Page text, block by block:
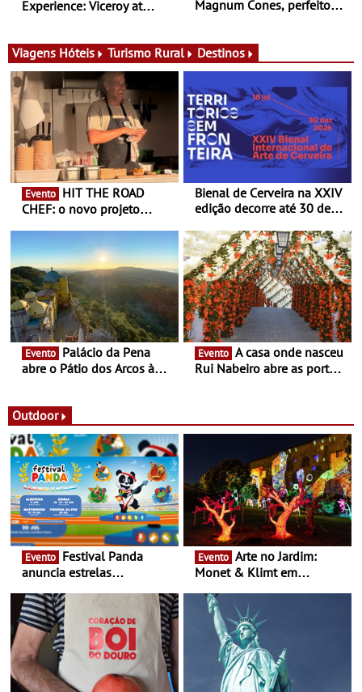
Experience: Viceroy at
exclusiva
Magnum Cones, perfeitos
Viagens Hóteis Turismo Rural Destinos
Evento
CHEF: o novo projeto
Queiroz Ribeiro - Um novo
conceito gastronómico
itinerante que percorre
Portugal
Bienal de Cerveira na XXIV
edição decorre até 30 de
enquanto “Territórios sem
Fronteira”
Evento
abre o Pátio dos Arcos à
Evento
Rui Nabeiro abre as portas
16 de agosto
Outdoor
Evento
anuncia estrelas
- Entre Junho e Julho pelo
país
Evento
Monet & Klimt em
ao final de Setembro -
Experiência luminosa no
jardim do Museu de
Alberto Sampaio